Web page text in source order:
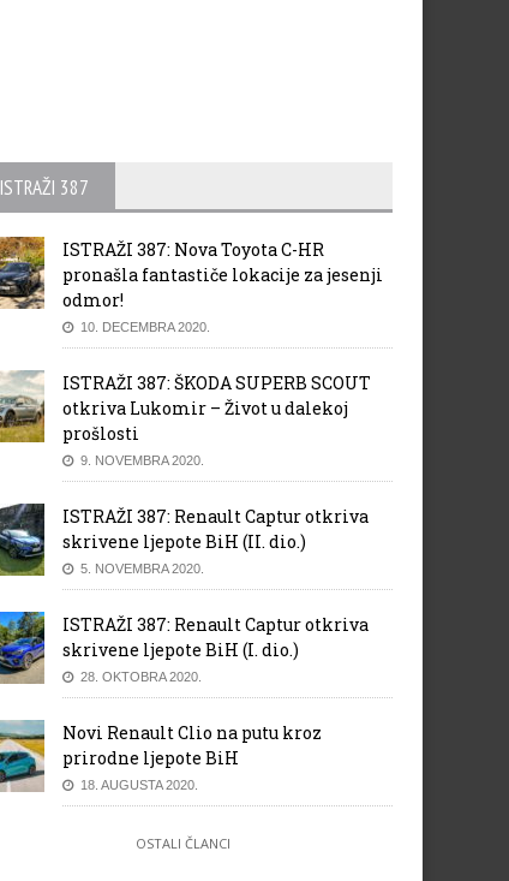
ISTRAŽI 387
ISTRAŽI 387: Nova Toyota C-HR
pronašla fantastiče lokacije za jesenji
odmor!
10. DECEMBRA 2020.
ISTRAŽI 387: ŠKODA SUPERB SCOUT
otkriva Lukomir – Život u dalekoj
prošlosti
9. NOVEMBRA 2020.
ISTRAŽI 387: Renault Captur otkriva
skrivene ljepote BiH (II. dio.)
5. NOVEMBRA 2020.
ISTRAŽI 387: Renault Captur otkriva
skrivene ljepote BiH (I. dio.)
28. OKTOBRA 2020.
Novi Renault Clio na putu kroz
prirodne ljepote BiH
18. AUGUSTA 2020.
OSTALI ČLANCI